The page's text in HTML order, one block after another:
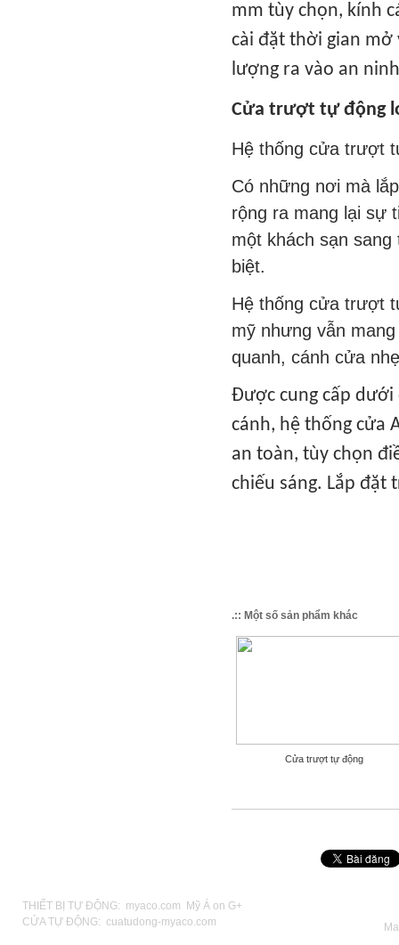
mm tùy chọn, kính
cài đặt thời gian mở
lượng ra vào an
Cửa trượt tự động
Hệ thống cửa trượt
Có những nơi mà
rộng ra mang lại sự
một khách sạn
biệt.
Hệ thống cửa trượt
mỹ nhưng vẫn
quanh, cánh cửa
Được cung cấp
cánh, hệ thống cửa
an toàn, tùy chọn
chiếu sáng. Lắp
.:: Một số sản phẩm khác
Cửa trượt tự động
THIẾT BỊ TỰ ĐỘNG: myaco.com
Mỹ Á on G+
CỬA TỰ ĐỘNG: cuatudong-myaco.com